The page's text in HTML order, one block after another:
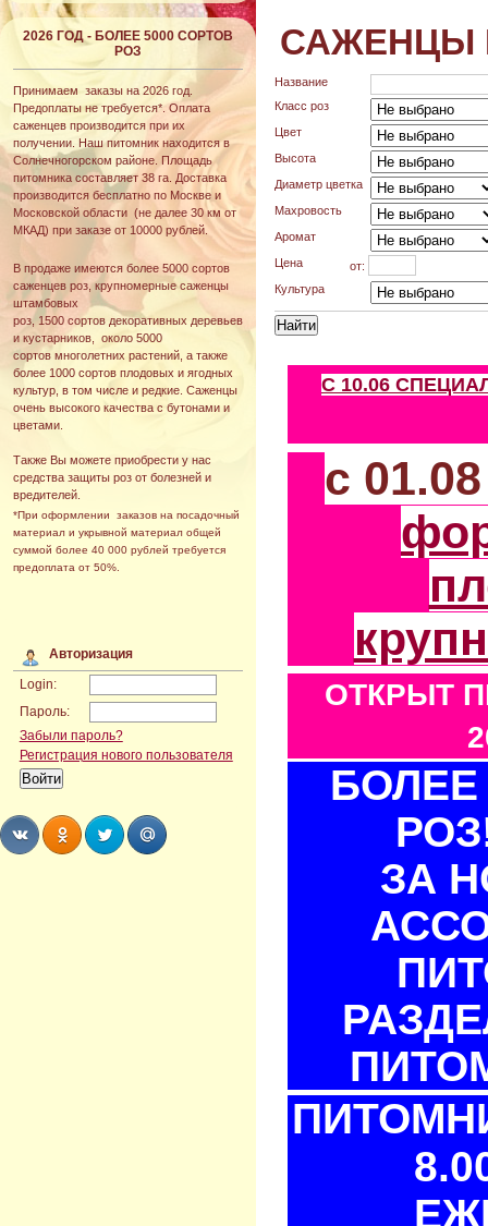
2026 ГОД - БОЛЕЕ 5000 СОРТОВ
РОЗ
Принимаем заказы на 2026 год.
Предоплаты не требуется*. Оплата
саженцев производится при их
получении. Наш питомник находится в
Солнечногорском районе. Площадь
питомника составляет 38 га. Доставка
производится бесплатно по Москве и
Московской области (не далее 30 км от
МКАД) при заказе от 10000 рублей.
В продаже имеются более 5000 сортов
саженцев роз, крупномерные саженцы
штамбовых
роз, 1500 сортов декоративных деревьев
и кустарников, около 5000
сортов многолетних растений, а также
более 1000 сортов плодовых и ягодных
культур, в том числе и редкие. Саженцы
очень высокого качества с бутонами и
цветами.
Также Вы можете приобрести у нас
средства защиты роз от болезней и
вредителей.
*При оформлении заказов на посадочный
материал и укрывной материал общей
суммой более 40 000 рублей требуется
предоплата от 50%.
Авторизация
Login:
Пароль:
Забыли пароль?
Регистрация нового пользователя
САЖЕНЦЫ
Название
Класс роз
Цвет
Высота
Диаметр цветка
Махровость
Аромат
Цена
от:
Культура
С 10.06
с
ОТКРЫТ
БОЛЕЕ
ЗА